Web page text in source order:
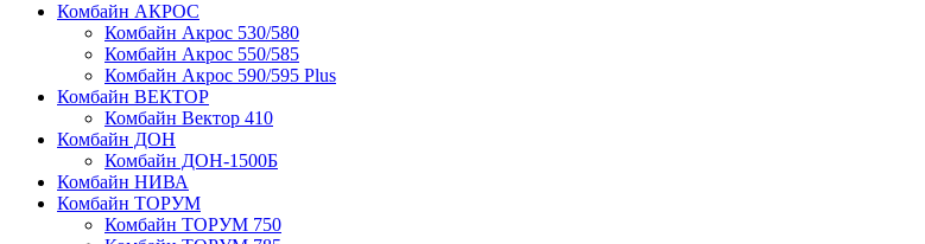
Комбайн АКРОС
Комбайн Акрос 530/580
Комбайн Акрос 550/585
Комбайн Акрос 590/595 Plus
Комбайн ВЕКТОР
Комбайн Вектор 410
Комбайн ДОН
Комбайн ДОН-1500Б
Комбайн НИВА
Комбайн ТОРУМ
Комбайн ТОРУМ 750